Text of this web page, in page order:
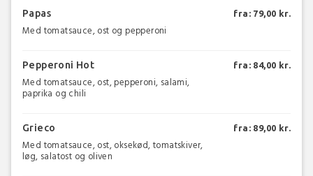
Papas
Med tomatsauce, ost og pepperoni
fra: 79,00 kr.
Pepperoni Hot
Med tomatsauce, ost, pepperoni, salami,
paprika og chili
fra: 84,00 kr.
Grieco
Med tomatsauce, ost, oksekød, tomatskiver,
løg, salatost og oliven
fra: 89,00 kr.